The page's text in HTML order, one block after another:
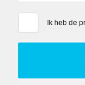
Ik heb de